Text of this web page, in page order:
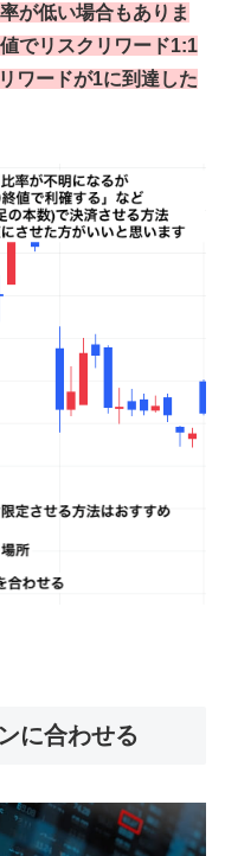
が低い場合もありま
でリスクリワード1:1
ワードが1に到達した
に合わせる